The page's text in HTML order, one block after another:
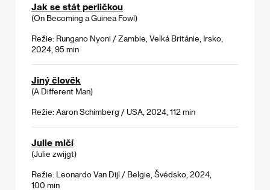
Jak se stát perličkou
(On Becoming a Guinea Fowl)
Režie: Rungano Nyoni / Zambie, Velká Británie, Irsko,
2024, 95 min
Jiný člověk
(A Different Man)
Režie: Aaron Schimberg / USA, 2024, 112 min
Julie mlčí
(Julie zwijgt)
Režie: Leonardo Van Dijl / Belgie, Švédsko, 2024,
100 min